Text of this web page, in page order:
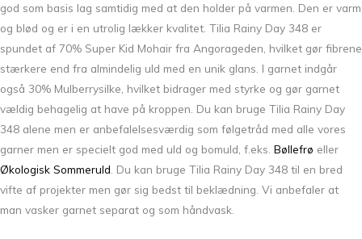
god som basis lag samtidig med at den holder på varmen. Den er varm
og blød og er i en utrolig lækker kvalitet. Tilia Rainy Day 348 er
spundet af 70% Super Kid Mohair fra Angorageden, hvilket gør fibrene
stærkere end fra almindelig uld med en unik glans. I garnet indgår
også 30% Mulberrysilke, hvilket bidrager med styrke og gør garnet
vældig behagelig at have på kroppen. Du kan bruge Tilia Rainy Day
348 alene men er anbefalelsesværdig som følgetråd med alle vores
garner men er specielt god med uld og bomuld, f.eks. Bøllefrø eller
Økologisk Sommeruld . Du kan bruge Tilia Rainy Day 348 til en bred
vifte af projekter men gør sig bedst til beklædning. Vi anbefaler at
man vasker garnet separat og som håndvask.